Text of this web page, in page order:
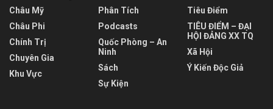
Châu Mỹ
Châu Phi
Chính Trị
Chuyên Gia
Khu Vực
Phân Tích
Podcasts
Quốc Phòng – An
Ninh
Sách
Sự Kiện
Tiêu Điểm
TIÊU ĐIỂM – ĐẠI
HỘI ĐẢNG XX TQ
Xã Hội
Ý Kiến Độc Giả